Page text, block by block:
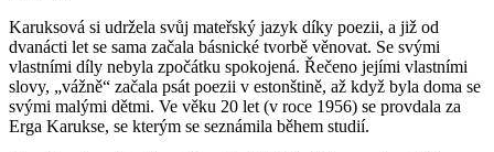
Karuksová si udržela svůj mateřský jazyk díky poezii, a již od
dvanácti let se sama začala básnické tvorbě věnovat. Se svými
vlastními díly nebyla zpočátku spokojená. Řečeno jejími vlastními
slovy, „vážně“ začala psát poezii v estonštině, až když byla doma se
svými malými dětmi. Ve věku 20 let (v roce 1956) se provdala za
Erga Karukse, se kterým se seznámila během studií.